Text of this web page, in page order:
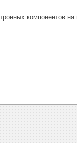
компонентов